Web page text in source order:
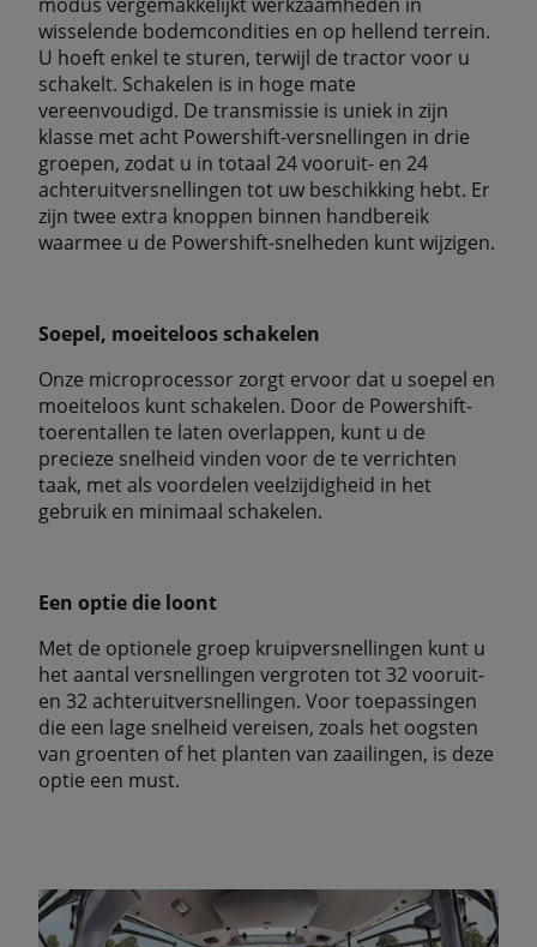
wisselende bodemcondities en op hellend terrein.
U hoeft enkel te sturen, terwijl de tractor voor u
schakelt. Schakelen is in hoge mate
vereenvoudigd. De transmissie is uniek in zijn
klasse met acht Powershift-versnellingen in drie
groepen, zodat u in totaal 24 vooruit- en 24
achteruitversnellingen tot uw beschikking hebt. Er
zijn twee extra knoppen binnen handbereik
waarmee u de Powershift-snelheden kunt wijzigen.
Soepel, moeiteloos schakelen
Onze microprocessor zorgt ervoor dat u soepel en
moeiteloos kunt schakelen. Door de Powershift-
toerentallen te laten overlappen, kunt u de
precieze snelheid vinden voor de te verrichten
taak, met als voordelen veelzijdigheid in het
gebruik en minimaal schakelen.
Een optie die loont
Met de optionele groep kruipversnellingen kunt u
het aantal versnellingen vergroten tot 32 vooruit-
en 32 achteruitversnellingen. Voor toepassingen
die een lage snelheid vereisen, zoals het oogsten
van groenten of het planten van zaailingen, is deze
optie een must.